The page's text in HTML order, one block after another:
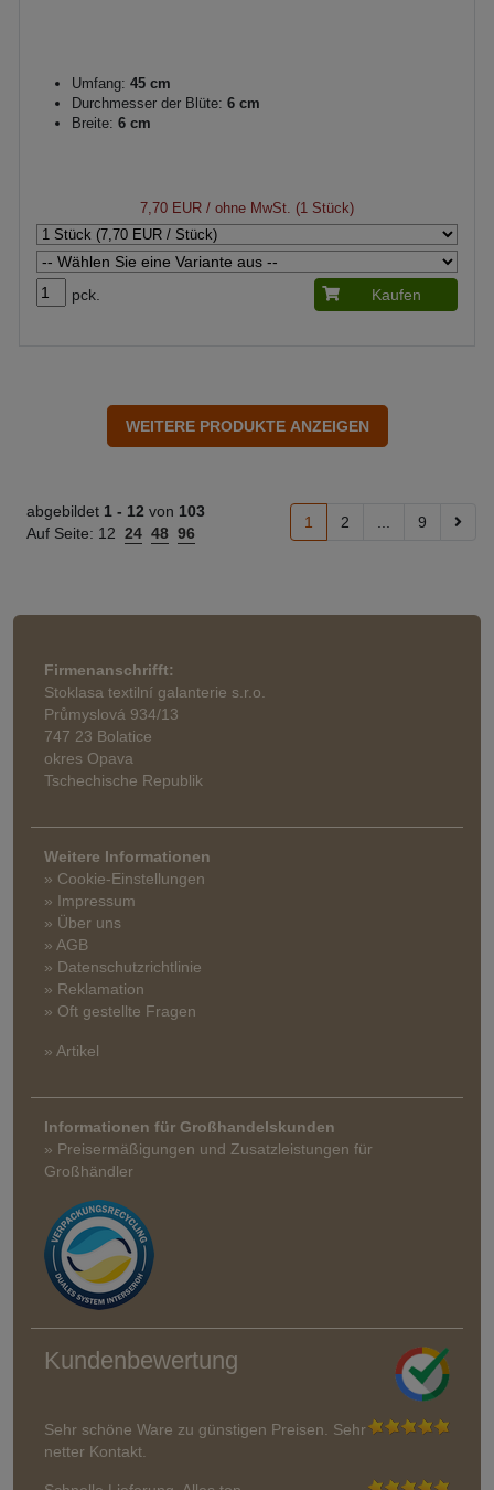
Umfang: 45 cm
Durchmesser der Blüte: 6 cm
Breite: 6 cm
7,70 EUR / ohne MwSt. (1 Stück)
pck. Kaufen
abgebildet 1 - 12 von 103
Auf Seite: 12 24 48 96
1 2 9
Firmenanschrifft:
Stoklasa textilní galanterie s.r.o.
Průmyslová 934/13
747 23 Bolatice
okres Opava
Tschechische Republik
Weitere Informationen
» Cookie-Einstellungen
» Impressum
» Über uns
» AGB
» Datenschutzrichtlinie
» Reklamation
» Oft gestellte Fragen
» Artikel
Informationen für Großhandelskunden
» Preisermäßigungen und Zusatzleistungen für
Großhändler
Kundenbewertung
Sehr schöne Ware zu günstigen Preisen. Sehr
netter Kontakt.